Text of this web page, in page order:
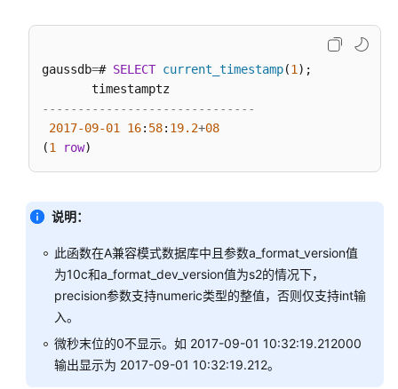
数
息
全
局
临
表
函
数
gaussdb=# SELECT current_timestamp(1 );
------------------------------
2017-09-01 16: 58: 19.2+08
(1 row
说明：
此函数在A兼容模式数据库中且参数a_format_version值
为10c和a_format_dev_version值为s2的情况下，
precision参数支持numeric类型的整值，否则仅支持int输
入。
微秒末位的0不显示。如 2017-09-01 10:32:19.212000
输出显示为 2017-09-01 10:32:19.212。